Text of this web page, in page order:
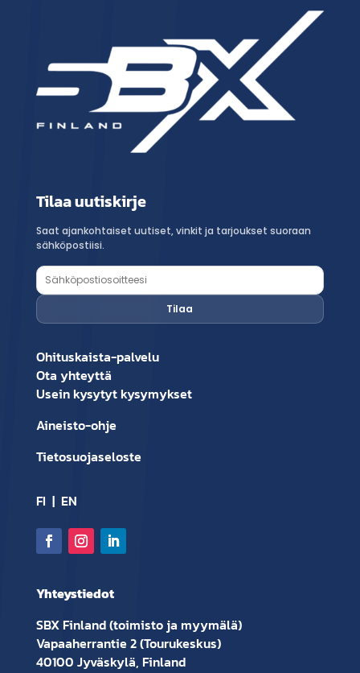
Tilaa uutiskirje
Saat ajankohtaiset uutiset, vinkit ja tarjoukset suoraan
sähköpostiisi.
Ohituskaista-palvelu
Ota yhteyttä
Usein kysytyt kysymykset
Aineisto-ohje
Tietosuojaseloste
FI | EN
Yhteystiedot
SBX Finland (toimisto ja myymälä)
Vapaaherrantie 2 (Tourukeskus)
40100 Jyväskylä, Finland